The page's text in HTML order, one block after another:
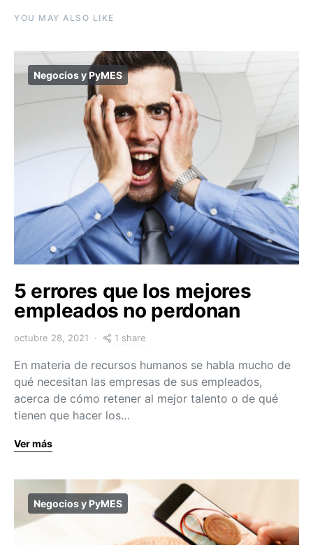
YOU MAY ALSO LIKE
Negocios y PyMES
5 errores que los mejores
empleados no perdonan
octubre 28, 2021 1 share
En materia de recursos humanos se habla mucho de
qué necesitan las empresas de sus empleados,
acerca de cómo retener al mejor talento o de qué
tienen que hacer los…
Ver más
Negocios y PyMES